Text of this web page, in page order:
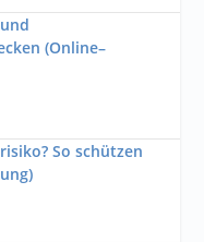
(Online–
So schützen